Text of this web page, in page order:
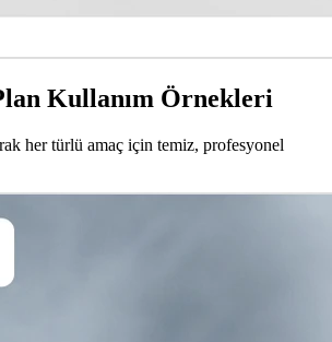
Kullanım Örnekleri
her türlü amaç için temiz, profesyonel